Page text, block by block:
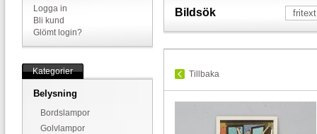
Logga in
Bli kund
Glömt login?
Kategorier
Belysning
Bordslampor
Golvlampor
Bildsök
Tillbaka